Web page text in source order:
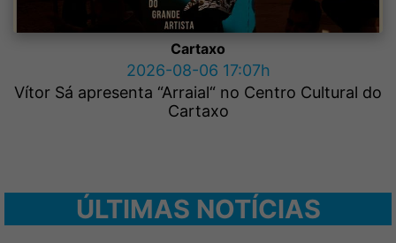
Cartaxo
2026-08-06 17:07h
Vítor Sá apresenta “Arraial“ no Centro Cultural do
Cartaxo
ÚLTIMAS NOTÍCIAS